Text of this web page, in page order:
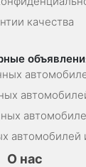
качества
автомобилей
О нас